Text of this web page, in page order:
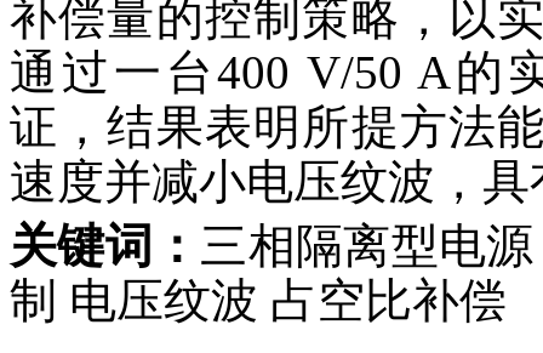
补偿量的控制策略，以
通过一台400 V/50 A的
证，结果表明所提方法
速度并减小电压纹波，
关键词： 三相隔离型电
制 电压纹波 占空比补偿